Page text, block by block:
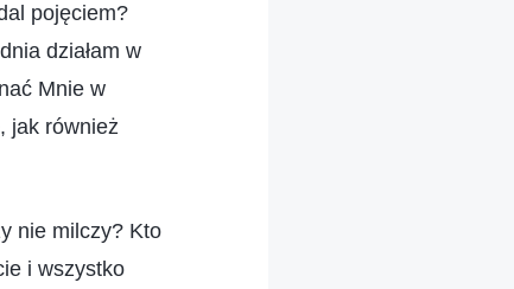
pojęciem?
działam w
Mnie w
jak również
nie milczy? Kto
i wszystko